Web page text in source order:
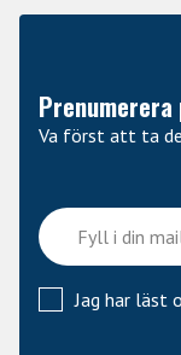
Va först att ta
Jag har läst